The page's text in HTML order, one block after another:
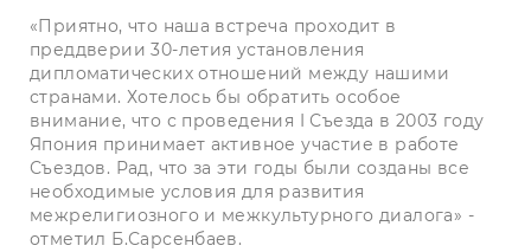
«Приятно, что наша встреча проходит в
преддверии 30-летия установления
дипломатических отношений между нашими
странами. Хотелось бы обратить особое
внимание, что с проведения I Съезда в 2003 году
Япония принимает активное участие в работе
Съездов. Рад, что за эти годы были созданы все
необходимые условия для развития
межрелигиозного и межкультурного диалога» -
отметил Б.Сарсенбаев.